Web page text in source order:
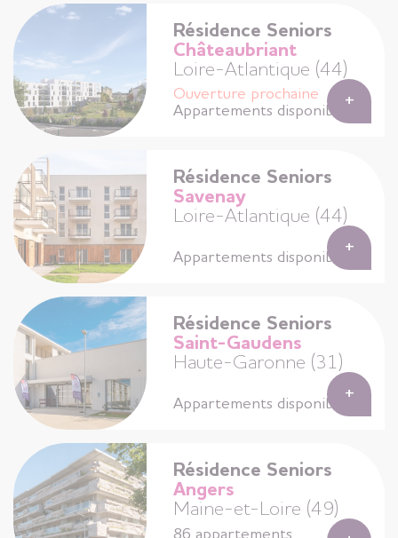
Résidence Seniors
Châteaubriant
Loire-Atlantique (44)
Ouverture prochaine
Appartements disponibles
+
Résidence Seniors
Savenay
Loire-Atlantique (44)
Appartements disponibles
+
Résidence Seniors
Saint-Gaudens
Haute-Garonne (31)
Appartements disponibles
+
Résidence Seniors
Angers
Maine-et-Loire (49)
86 appartements